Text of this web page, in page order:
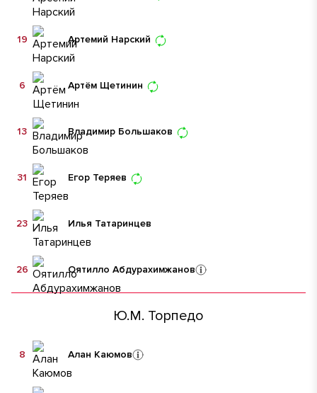
Артемий Нарский
19
Артём Щетинин
6
Владимир Большаков
13
Егор Теряев
31
Илья Татаринцев
23
Оятилло Абдурахимжанов
26
Ю.М. Торпедо
Алан Каюмов
8